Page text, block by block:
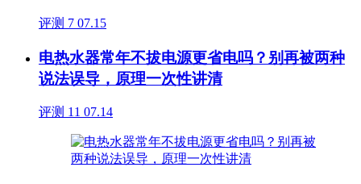
评测 7 07.15
电热水器常年不拔电源更省电吗？别再被两种
说法误导，原理一次性讲清
评测 11 07.14